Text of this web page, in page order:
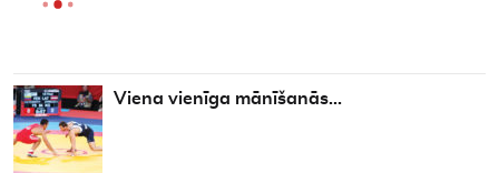
Viena vienīga mānīšanās…